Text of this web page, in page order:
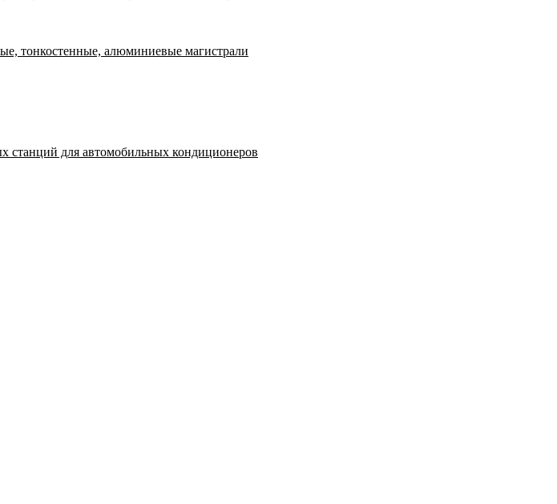
тонкостенные, алюминиевые магистрали
станций для автомобильных кондиционеров